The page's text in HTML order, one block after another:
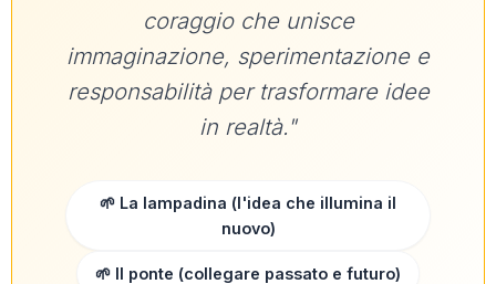
coraggio che unisce
immaginazione, sperimentazione e
responsabilità per trasformare idee
in realtà."
🌱 La lampadina (l'idea che illumina il
nuovo)
🌱 Il ponte (collegare passato e futuro)